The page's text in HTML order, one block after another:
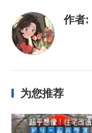
作者:
为您推荐